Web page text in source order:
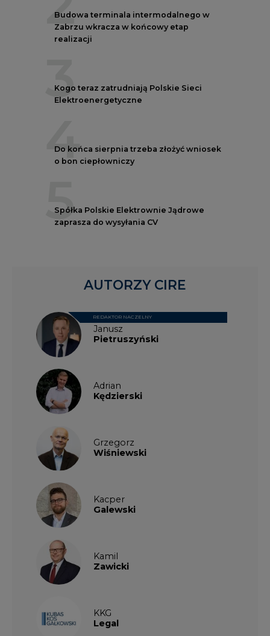
Budowa terminala intermodalnego w
Zabrzu wkracza w końcowy etap
realizacji
3
Kogo teraz zatrudniają Polskie Sieci
Elektroenergetyczne
4
Do końca sierpnia trzeba złożyć wniosek
o bon ciepłowniczy
5
Spółka Polskie Elektrownie Jądrowe
zaprasza do wysyłania CV
Janusz
Pietruszyński
REDAKTOR NACZELNY
Adrian
Kędzierski
Grzegorz
Wiśniewski
Kacper
Galewski
Kamil
Zawicki
KKG
Legal
AUTORZY CIRE